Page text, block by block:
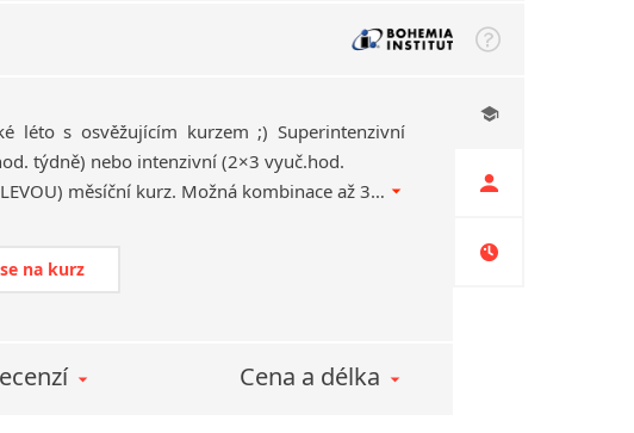
léto s osvěžujícím kurzem ;) Superintenzivní
týdně) nebo intenzivní (2×3 vyuč.hod.
týdně…SE SLEVOU) měsíční kurz. Možná kombinace až 3 návazných měsíčních cyklů. Náhrady za chybějící lekce z důvodu dovolené.
na kurz
Cena a délka